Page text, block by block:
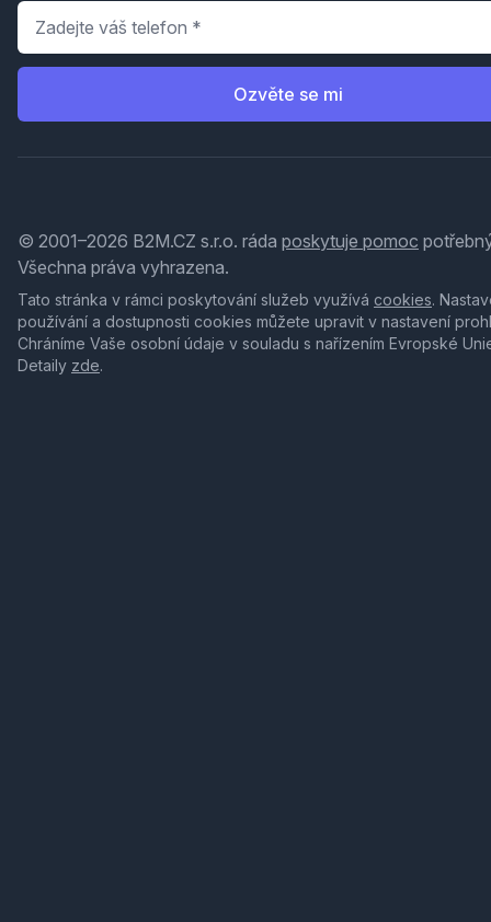
Telefon
Ozvěte se mi
© 2001–2026 B2M.CZ s.r.o. ráda poskytuje pomoc
Všechna práva vyhrazena.
Tato stránka v rámci poskytování služeb využívá cookies.
používání a dostupnosti cookies můžete upravit v nastavení
Chráníme Vaše osobní údaje v souladu s nařízením Evropské
Detaily zde.